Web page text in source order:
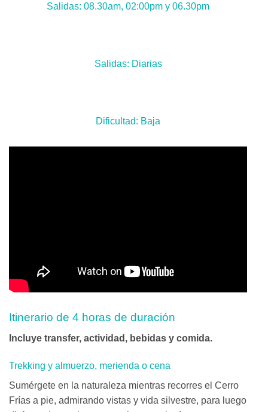
Salidas: 08.30am, 02:00pm y 06.30pm
Salidas: Diarias
Dificultad: Baja
Itinerario de 4 horas de duración
Incluye transfer, actividad, bebidas y comida.
Trekking y almuerzo, merienda o cena
Sumérgete en la naturaleza mientras recorres el Cerro
Frías a pie, admirando vistas y vida silvestre, para luego